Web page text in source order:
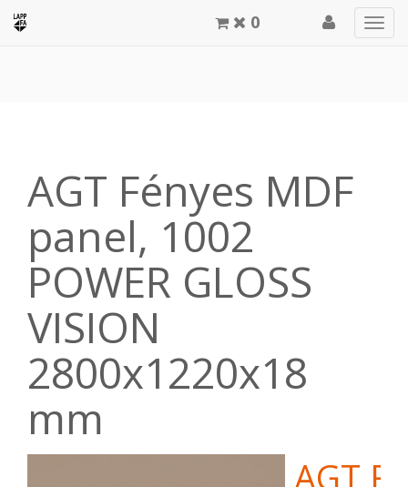
0
AGT Fényes MDF
panel, 1002
POWER GLOSS
VISION
2800x1220x18
mm
AGT